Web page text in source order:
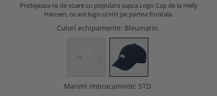
Protejeaza-te de soare cu populara sapca Logo Cap de la Helly
Hansen, ce are logo-ul HH pe partea frontala.
Culori echipamente: Bleumarin
Marimi imbracaminte: STD